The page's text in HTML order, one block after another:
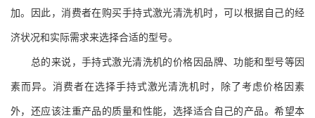
加。因此，消费者在购买手持式激光清洗机时，可以根据自己的经
济状况和实际需求来选择合适的型号。
总的来说，手持式激光清洗机的价格因品牌、功能和型号等因
素而异。消费者在选择手持式激光清洗机时，除了考虑价格因素
外，还应该注重产品的质量和性能，选择适合自己的产品。希望本